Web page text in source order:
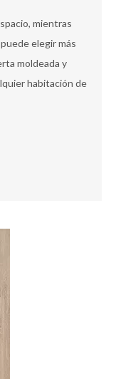
mientras
elegir más
moldeada y
habitación de